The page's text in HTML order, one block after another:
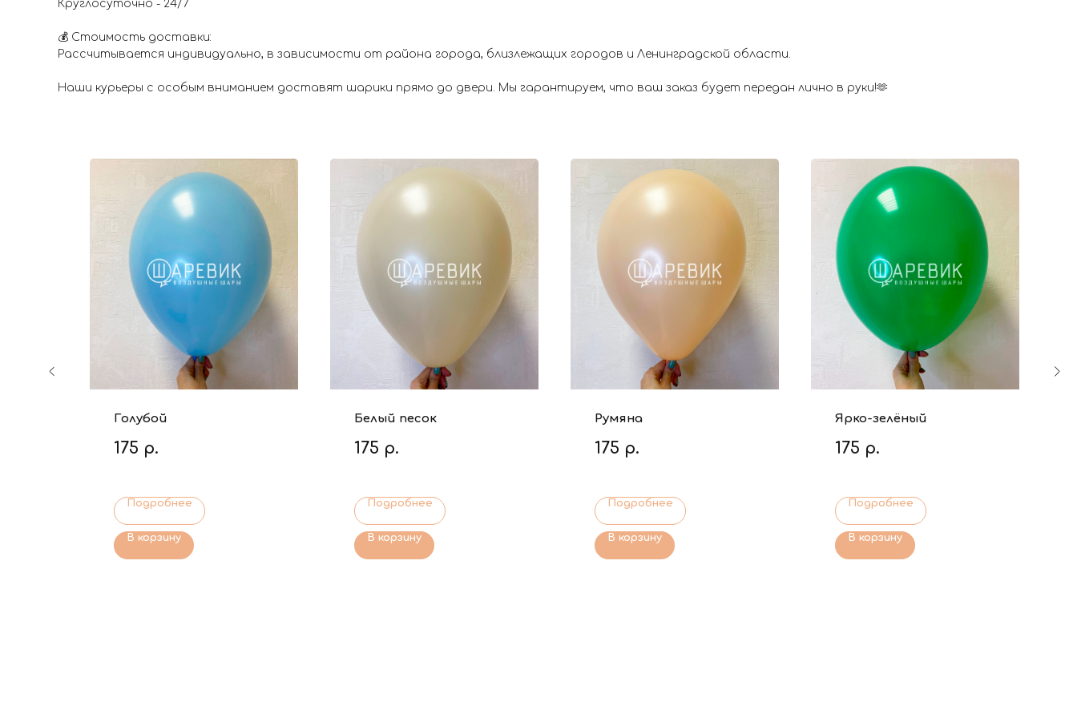
Круглосуточно - 24/7
💰 Стоимость доставки:
Рассчитывается индивидуально, в зависимости от района города, близлежащих городов и Ленинградской области.
Наши курьеры с особым вниманием доставят шарики прямо до двери. Мы гарантируем, что ваш заказ будет передан лично в руки!🫶
Голубой
175 р.
Подробнее
В корзину
Белый песок
175 р.
Подробнее
В корзину
Румяна
175 р.
Подробнее
В корзину
Ярко-зелёный
175 р.
Подробнее
В корзину